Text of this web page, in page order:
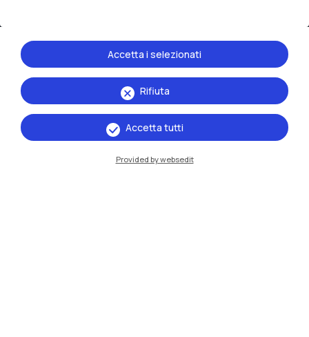
IT EN
Rifiuta
Accetta i selezionati
Accetta tutti
Provided by websedit